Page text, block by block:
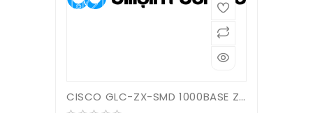
CISCO GLC-ZX-SMD 1000BASE ZX SFP TRANSCEIVER MODULE SMF 1550NM DOM MAX 70KM